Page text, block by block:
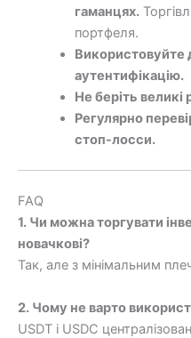
гаманцях.
портфеля.
Використовуйте
аутентифікацію.
Не беріть
Регулярно
стоп-лосси.
FAQ
1. Чи можна торгувати
новачкові?
Так, але з мінімальним
2. Чому не варто
USDT і USDC